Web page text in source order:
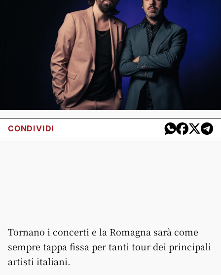
CONDIVIDI
Tornano i concerti e la Romagna sarà come
sempre tappa fissa per tanti tour dei principali
artisti italiani.